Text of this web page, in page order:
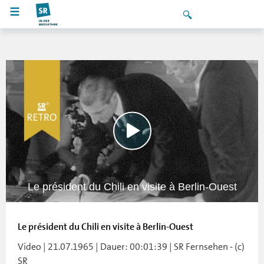
Le président du Chili en visite à Berlin-Ouest
Le président du Chili en visite à Berlin-Ouest
Video | 21.07.1965 | Dauer: 00:01:39 | SR Fernsehen - (c)
SR